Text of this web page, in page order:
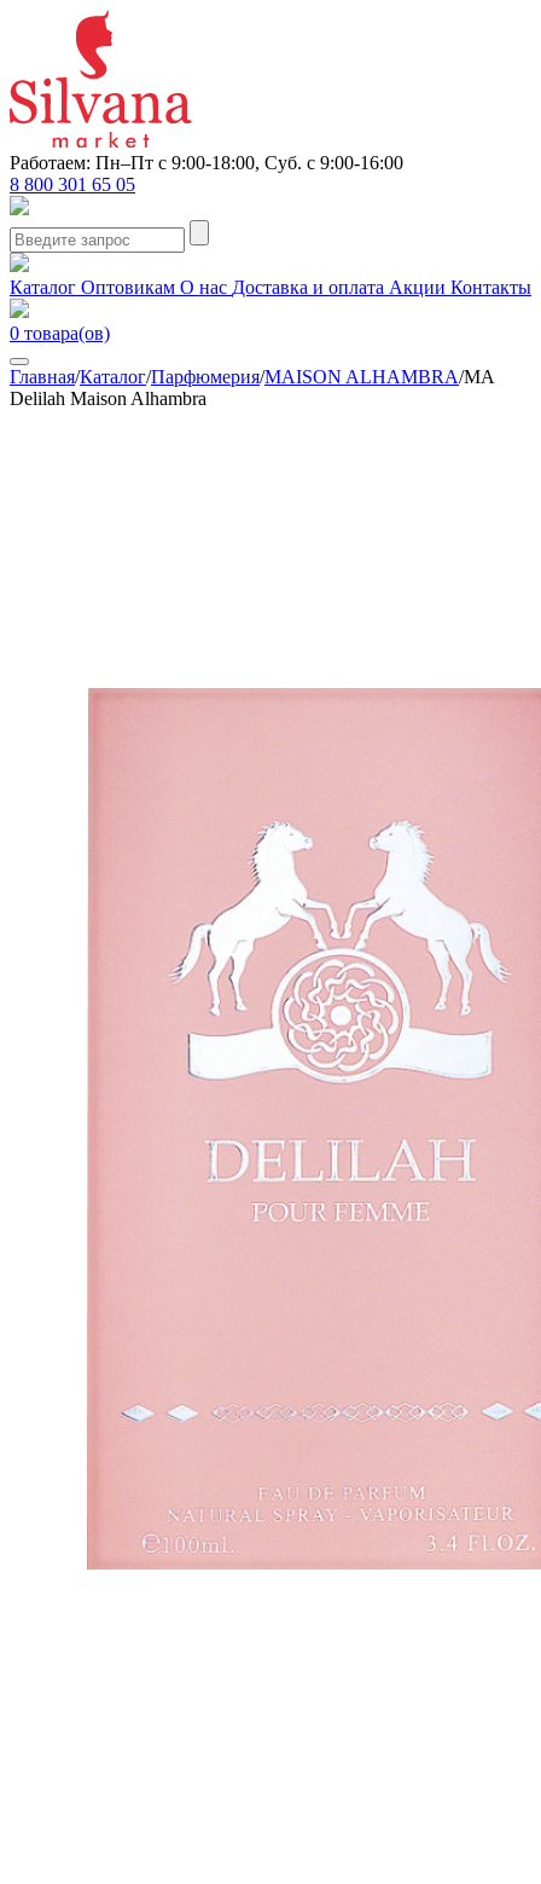
Работаем: Пн–Пт с 9:00-18:00, Суб. с 9:00-16:00
8 800 301 65 05
Каталог Оптовикам О нас Доставка и оплата Акции Контакты
0 товара(ов)
Главная/Каталог/Парфюмерия/MAISON ALHAMBRA/MA
Delilah Maison Alhambra